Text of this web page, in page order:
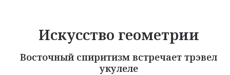
Искусство геометрии
Восточный спиритизм встречает трэвел
укулеле